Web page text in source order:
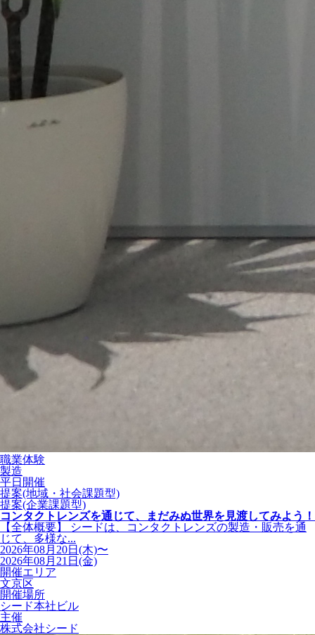
職業体験
製造
平日開催
提案(地域・社会課題型)
提案(企業課題型)
コンタクトレンズを通じて、まだみぬ世界を見渡してみよう！
【全体概要】 シードは、コンタクトレンズの製造・販売を通
じて、多様な...
2026年08月20日(木)〜
2026年08月21日(金)
開催エリア
文京区
開催場所
シード本社ビル
主催
株式会社シード